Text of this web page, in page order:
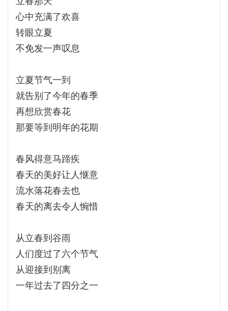
心中充满了欢喜
转眼立夏
不免发一声叹息
立夏节气一到
就告别了今年的春季
再想欣赏春花
那要等到明年的花期
春风得意马蹄疾
春天的美好让人惬意
流水落花春去也
春天的离去令人惋惜
从立春到谷雨
人们度过了六个节气
从迎接到别离
一年过去了四分之一